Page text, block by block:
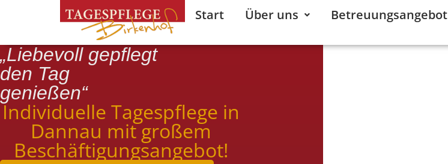
Start Über uns Betreuungsangebot
„Liebevoll gepflegt
den Tag
genießen“
Individuelle Tagespflege in
Dannau mit großem
Beschäftigungsangebot!